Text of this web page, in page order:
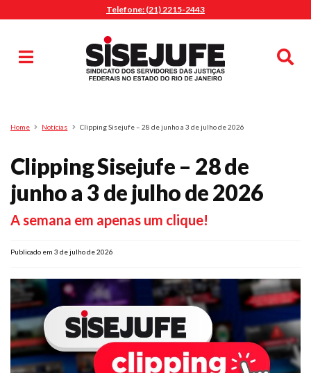
Telefone: (21) 2215-2443
Pesquisa
Home Notícias Clipping Sisejufe – 28 de junho a 3 de julho de 2026
Clipping Sisejufe – 28 de
junho a 3 de julho de 2026
A semana em apenas um clique!
Publicado em 3 de julho de 2026
MENU
Sindicalize-se
Diretoria
O Sindicato
Agenda
Casa do Alto
Sede Campestre
Gympass Wellhub
Seguro Auto
Plano de Saúde
Assistência Funeral
Pós-graduação